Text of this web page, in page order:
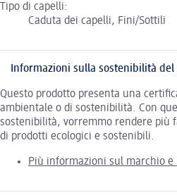
Tipo di capelli:
Caduta dei capelli, Fini/Sottili
Informazioni sulla sostenibilità
Questo prodotto presenta una
ambientale o di sostenibilità. Con
sostenibilità, vorremmo rendere più
di prodotti ecologici e sostenibili.
Più informazioni sul marchio e